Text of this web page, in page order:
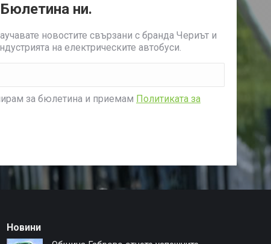
ни.
новостите свързани с бранда Чериът и
на електрическите автобуси.
за бюлетина и приемам Политиката за
Новини